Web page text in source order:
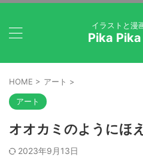
イラストと漫
Pika
HOME > アート >
アート
オオカミのようにほ
2023年9月13日